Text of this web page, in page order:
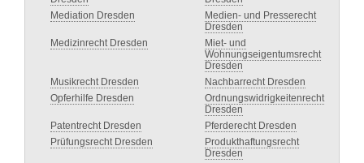
Mediation Dresden
Medien- und Presserecht
Dresden
Medizinrecht Dresden
Miet- und
Wohnungseigentumsrecht
Dresden
Musikrecht Dresden
Nachbarrecht Dresden
Opferhilfe Dresden
Ordnungswidrigkeitenrecht
Dresden
Patentrecht Dresden
Pferderecht Dresden
Prüfungsrecht Dresden
Produkthaftungsrecht
Dresden